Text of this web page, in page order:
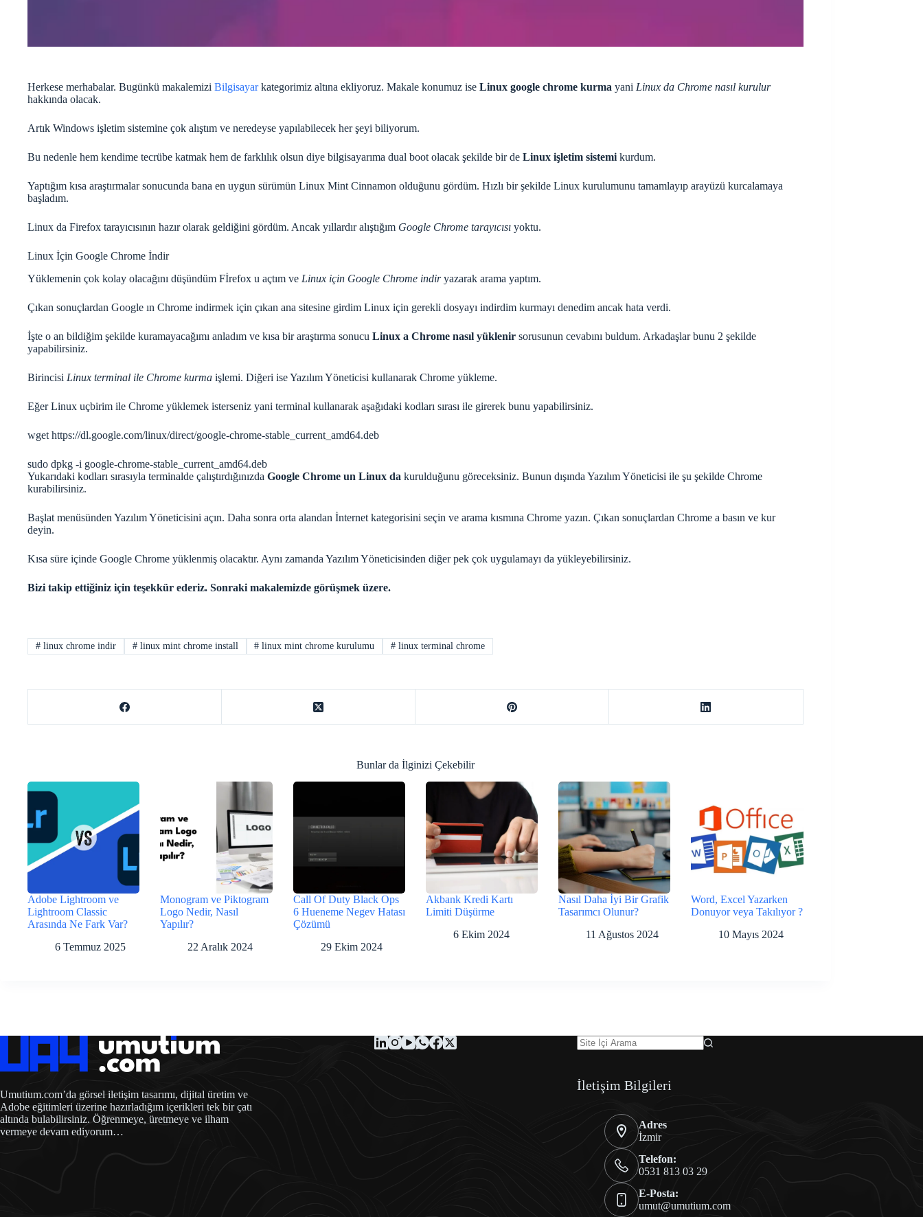
Herkese merhabalar. Bugünkü makalemizi Bilgisayarkategorimiz altına ekliyoruz. Makale konumuz ise Linux google chrome kurma yani Linux da Chrome nasıl kurulur
hakkında olacak.
Artık Windows işletim sistemine çok alıştım ve neredeyse yapılabilecek her şeyi biliyorum.
Bu nedenle hem kendime tecrübe katmak hem de farklılık olsun diye bilgisayarıma dual boot olacak şekilde bir de Linux işletim sistemi kurdum.
Yaptığım kısa araştırmalar sonucunda bana en uygun sürümün Linux Mint Cinnamon olduğunu gördüm. Hızlı bir şekilde Linux kurulumunu tamamlayıp arayüzü kurcalamaya
başladım.
Linux da Firefox tarayıcısının hazır olarak geldiğini gördüm. Ancak yıllardır alıştığım Google Chrome tarayıcısı yoktu.
Linux İçin Google Chrome İndir
Yüklemenin çok kolay olacağını düşündüm Fİrefox u açtım ve Linux için Google Chrome indiryazarak arama yaptım.
Çıkan sonuçlardan Google ın Chrome indirmek için çıkan ana sitesine girdim Linux için gerekli dosyayı indirdim kurmayı denedim ancak hata verdi.
İşte o an bildiğim şekilde kuramayacağımı anladım ve kısa bir araştırma sonucu Linux a Chrome nasıl yüklenir sorusunun cevabını buldum. Arkadaşlar bunu 2 şekilde
yapabilirsiniz.
Birincisi Linux terminal ile Chrome kurma işlemi. Diğeri ise Yazılım Yöneticisi kullanarak Chrome yükleme.
Eğer Linux uçbirim ile Chrome yüklemek isterseniz yani terminal kullanarak aşağıdaki kodları sırası ile girerek bunu yapabilirsiniz.
wget https://dl.google.com/linux/direct/google-chrome-stable_current_amd64.deb
sudo dpkg -i google-chrome-stable_current_amd64.deb
Yukarıdaki kodları sırasıyla terminalde çalıştırdığınızda Google Chrome un Linux da kurulduğunu göreceksiniz. Bunun dışında Yazılım Yöneticisi ile şu şekilde Chrome
kurabilirsiniz.
Başlat menüsünden Yazılım Yöneticisini açın. Daha sonra orta alandan İnternet kategorisini seçin ve arama kısmına Chrome yazın. Çıkan sonuçlardan Chrome a basın ve kur
deyin.
Kısa süre içinde Google Chrome yüklenmiş olacaktır. Aynı zamanda Yazılım Yöneticisinden diğer pek çok uygulamayı da yükleyebilirsiniz.
Bizi takip ettiğiniz için teşekkür ederiz. Sonraki makalemizde görüşmek üzere.
#linux chrome indir #linux mint chrome install # linux mint chrome kurulumu # linux terminal chrome
Bunlar da İlginizi Çekebilir
Adobe Lightroom ve
Lightroom Classic
Arasında Ne Fark Var?
6 Temmuz 2025
Monogram ve Piktogram
Logo Nedir, Nasıl
Yapılır?
22 Aralık 2024
Call Of Duty Black Ops
6 Hueneme Negev Hatası
Çözümü
29 Ekim 2024
Akbank Kredi Kartı
Limiti Düşürme
6 Ekim 2024
Nasıl Daha İyi Bir Grafik
Tasarımcı Olunur?
11 Ağustos 2024
Word, Excel Yazarken
Donuyor veya Takılıyor ?
10 Mayıs 2024
Umutium.com’da görsel iletişim tasarımı, dijital üretim ve
Adobe eğitimleri üzerine hazırladığım içerikleri tek bir çatı
altında bulabilirsiniz. Öğrenmeye, üretmeye ve ilham
vermeye devam ediyorum…
İletişim Bilgileri
Adres
İzmir
Telefon:
0531 813 03 29
E-Posta:
umut@umutium.com